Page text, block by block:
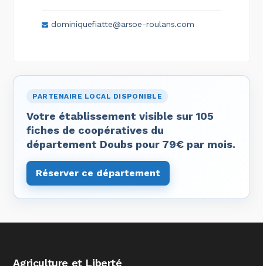
dominiquefiatte@arsoe-roulans.com
PARTENAIRE LOCAL DISPONIBLE
Votre établissement visible sur 105
fiches de coopératives du
département Doubs pour 79€ par mois.
Réserver ce département
Agriculture et Liberté